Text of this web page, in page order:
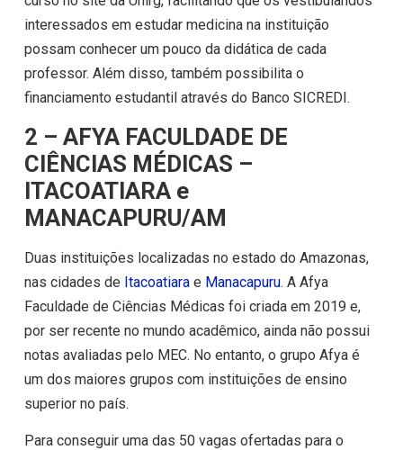
interessados em estudar medicina na instituição
possam conhecer um pouco da didática de cada
professor. Além disso, também possibilita o
financiamento estudantil através do Banco SICREDI.
2 – AFYA FACULDADE DE
CIÊNCIAS MÉDICAS –
ITACOATIARA e
MANACAPURU/AM
Duas instituições localizadas no estado do Amazonas,
nas cidades de Itacoatiara e Manacapuru. A Afya
Faculdade de Ciências Médicas foi criada em 2019 e,
por ser recente no mundo acadêmico, ainda não possui
notas avaliadas pelo MEC. No entanto, o grupo Afya é
um dos maiores grupos com instituições de ensino
superior no país.
Para conseguir uma das 50 vagas ofertadas para o